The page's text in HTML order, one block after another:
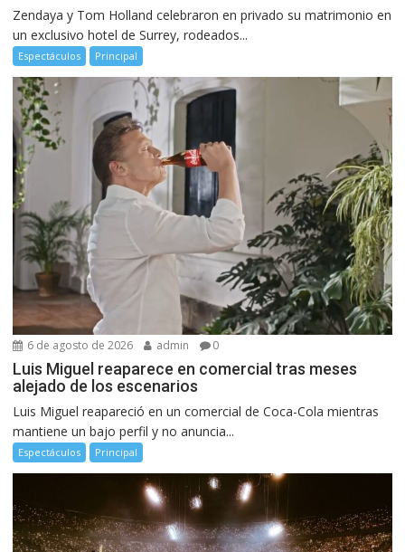
Zendaya y Tom Holland celebraron en privado su matrimonio en
un exclusivo hotel de Surrey, rodeados...
Espectáculos Principal
6 de agosto de 2026 admin 0
Luis Miguel reaparece en comercial tras meses
alejado de los escenarios
Luis Miguel reapareció en un comercial de Coca-Cola mientras
mantiene un bajo perfil y no anuncia...
Espectáculos Principal